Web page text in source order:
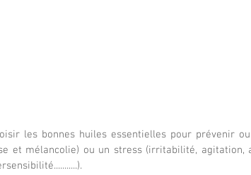
les bonnes huiles essentielles pour prévenir
et mélancolie) ou un stress (irritabilité, agitation,